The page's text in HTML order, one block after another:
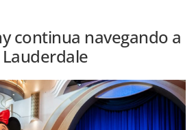
continua navegando a